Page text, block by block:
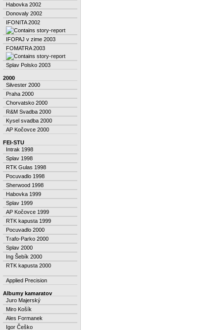
Habovka 2002
Donovaly 2002
IFONITA 2002
IFOPAJ v zime 2003
FOMATRA 2003
Splav Polsko 2003
2000
Silvester 2000
Praha 2000
Chorvatsko 2000
R&M Svadba 2000
Kysel svadba 2000
AP Kočovce 2000
FEI-STU
Intrak 1998
Splav 1998
RTK Gulas 1998
Pocuvadlo 1998
Sherwood 1998
Habovka 1999
Splav 1999
AP Kočovce 1999
RTK kapusta 1999
Pocuvadlo 2000
Trafo-Parko 2000
Splav 2000
Ing Šebík 2000
RTK kapusta 2000
Applied Precision
Albumy kamaratov
Juro Majerský
Miro Košík
Ales Formanek
Igor Češko